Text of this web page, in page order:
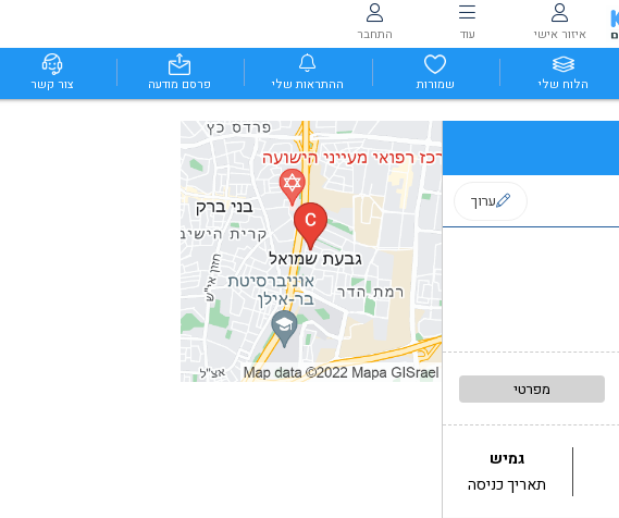
איזור אישי עוד התחבר
הלוח שלי שמורות ההתראות שלי פרסם מודעה צור קשר
ערוך
מפרטי
גמיש
תאריך כניסה